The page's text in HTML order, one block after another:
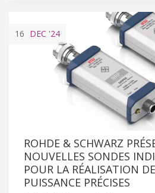
16 DEC '24
ROHDE & SCHWARZ
NOUVELLES SONDES
POUR LA RÉALISATION
PUISSANCE PRÉCISES